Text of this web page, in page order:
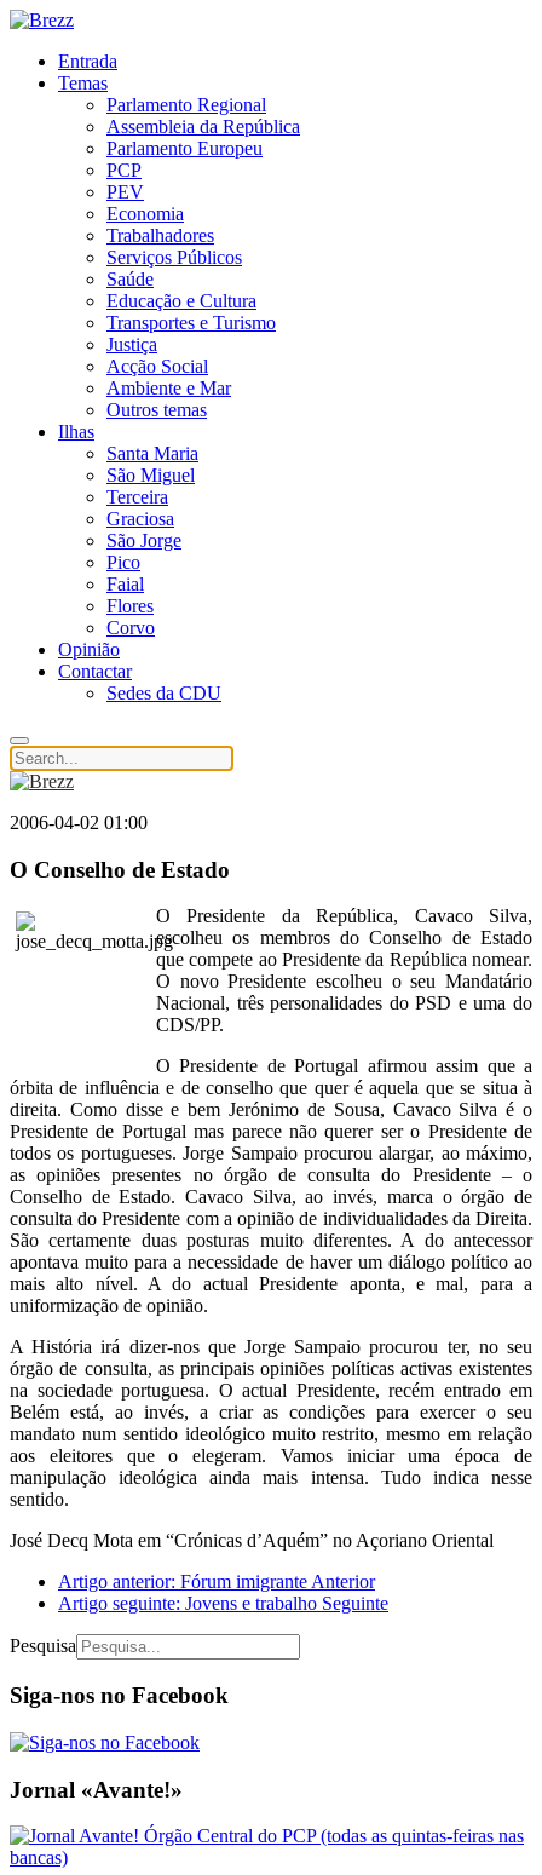
Entrada
Temas
Parlamento Regional
Assembleia da República
Parlamento Europeu
PCP
PEV
Economia
Trabalhadores
Serviços Públicos
Saúde
Educação e Cultura
Transportes e Turismo
Justiça
Acção Social
Ambiente e Mar
Outros temas
Ilhas
Santa Maria
São Miguel
Terceira
Graciosa
São Jorge
Pico
Faial
Flores
Corvo
Opinião
Contactar
Sedes da CDU
2006-04-02 01:00
O Conselho de Estado
O Presidente da República, Cavaco Silva,
escolheu os membros do Conselho de Estado
que compete ao Presidente da República nomear.
O novo Presidente escolheu o seu Mandatário
Nacional, três personalidades do PSD e uma do
CDS/PP.
O Presidente de Portugal afirmou assim que a
órbita de influência e de conselho que quer é aquela que se situa à
direita. Como disse e bem Jerónimo de Sousa, Cavaco Silva é o
Presidente de Portugal mas parece não querer ser o Presidente de
todos os portugueses. Jorge Sampaio procurou alargar, ao máximo,
as opiniões presentes no órgão de consulta do Presidente – o
Conselho de Estado. Cavaco Silva, ao invés, marca o órgão de
consulta do Presidente com a opinião de individualidades da Direita.
São certamente duas posturas muito diferentes. A do antecessor
apontava muito para a necessidade de haver um diálogo político ao
mais alto nível. A do actual Presidente aponta, e mal, para a
uniformização de opinião.
A História irá dizer-nos que Jorge Sampaio procurou ter, no seu
órgão de consulta, as principais opiniões políticas activas existentes
na sociedade portuguesa. O actual Presidente, recém entrado em
Belém está, ao invés, a criar as condições para exercer o seu
mandato num sentido ideológico muito restrito, mesmo em relação
aos eleitores que o elegeram. Vamos iniciar uma época de
manipulação ideológica ainda mais intensa. Tudo indica nesse
sentido.
José Decq Mota em “Crónicas d’Aquém” no Açoriano Oriental
Artigo anterior: Fórum imigranteAnterior
Artigo seguinte: Jovens e trabalho Seguinte
Pesquisa
Siga-nos no Facebook
Jornal «Avante!»